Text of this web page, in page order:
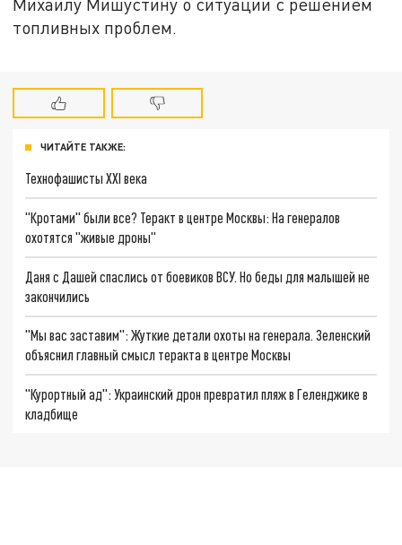
топливных проблем.
ЧИТАЙТЕ ТАКЖЕ:
Технофашисты XXI века
"Кротами" были все? Теракт в центре Москвы: На генералов
охотятся "живые дроны"
Даня с Дашей спаслись от боевиков ВСУ. Но беды для малышей не
закончились
"Мы вас заставим": Жуткие детали охоты на генерала. Зеленский
объяснил главный смысл теракта в центре Москвы
"Курортный ад": Украинский дрон превратил пляж в Геленджике в
кладбище